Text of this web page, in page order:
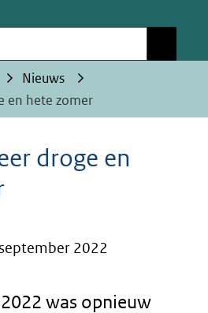
Nieuws
en hete zomer
droge en
2022
was opnieuw